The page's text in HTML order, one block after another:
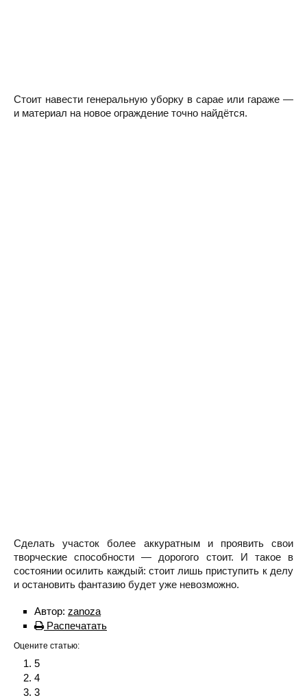
Стоит навести генеральную уборку в сарае или гараже —
и материал на новое ограждение точно найдётся.
Сделать участок более аккуратным и проявить свои
творческие способности — дорогого стоит. И такое в
состоянии осилить каждый: стоит лишь приступить к делу
и остановить фантазию будет уже невозможно.
Автор: zanoza
Распечатать
Оцените статью:
5
4
3